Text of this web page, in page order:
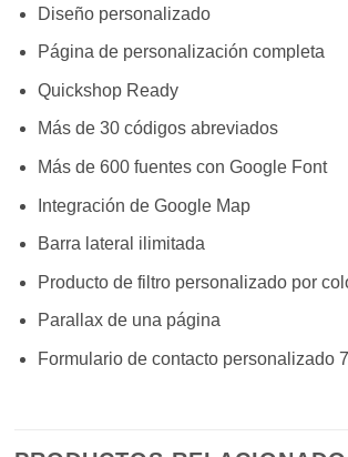
Diseño personalizado
Página de personalización completa
Quickshop Ready
Más de 30 códigos abreviados
Más de 600 fuentes con Google Font
Integración de Google Map
Barra lateral ilimitada
Producto de filtro personalizado por
Parallax de una página
Formulario de contacto personalizado 7